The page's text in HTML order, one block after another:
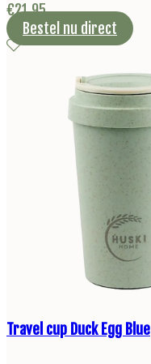
€21,95
Bestel nu direct
Travel cup Duck Egg Blue